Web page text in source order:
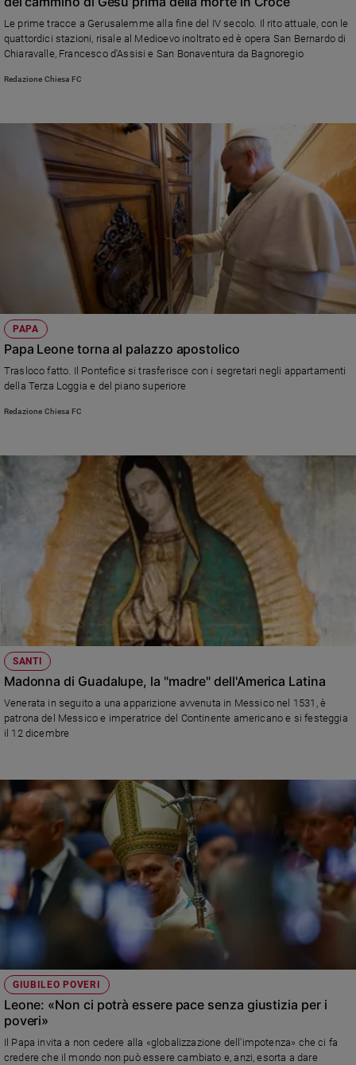
Le prime tracce a Gerusalemme alla fine del IV secolo. Il rito attuale, con le
quattordici stazioni, risale al Medioevo inoltrato ed è opera San Bernardo di
Chiaravalle, Francesco d'Assisi e San Bonaventura da Bagnoregio
Redazione Chiesa FC
PAPA
Papa Leone torna al palazzo apostolico
Trasloco fatto. Il Pontefice si trasferisce con i segretari negli appartamenti
della Terza Loggia e del piano superiore
Redazione Chiesa FC
SANTI
Madonna di Guadalupe, la "madre" dell'America Latina
Venerata in seguito a una apparizione avvenuta in Messico nel 1531, è
patrona del Messico e imperatrice del Continente americano e si festeggia
il 12 dicembre
GIUBILEO POVERI
Leone: «Non ci potrà essere pace senza giustizia per i
poveri»
Il Papa invita a non cedere alla «globalizzazione dell'impotenza» che ci fa
credere che il mondo non può essere cambiato e, anzi, esorta a dare